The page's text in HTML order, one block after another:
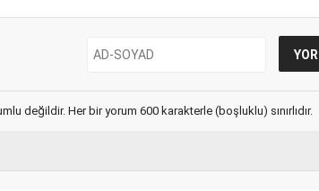
değildir. Her bir yorum 600 karakterle (boşluklu) sınırlıdır.